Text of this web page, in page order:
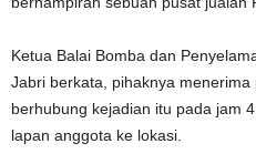
Ketua Balai Bomba dan
Jabri berkata, pihaknya menerima
berhubung kejadian itu pada jam
lapan anggota ke lokasi.